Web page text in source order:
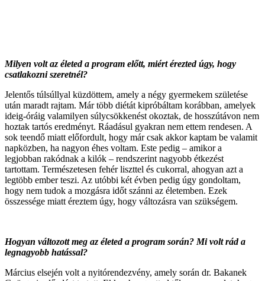
Milyen volt az életed a program előtt, miért érezted úgy, hogy
csatlakozni szeretnél?
Jelentős túlsúllyal küzdöttem, amely a négy gyermekem születése
után maradt rajtam. Már több diétát kipróbáltam korábban, amelyek
ideig-óráig valamilyen súlycsökkenést okoztak, de hosszútávon nem
hoztak tartós eredményt. Ráadásul gyakran nem ettem rendesen. A
sok teendő miatt előfordult, hogy már csak akkor kaptam be valamit
napközben, ha nagyon éhes voltam. Este pedig – amikor a
legjobban rakódnak a kilók – rendszerint nagyobb étkezést
tartottam. Természetesen fehér liszttel és cukorral, ahogyan azt a
legtöbb ember teszi. Az utóbbi két évben pedig úgy gondoltam,
hogy nem tudok a mozgásra időt szánni az életemben. Ezek
összessége miatt éreztem úgy, hogy változásra van szükségem.
Hogyan változott meg az életed a program során? Mi volt rád a
legnagyobb hatással?
Március elsején volt a nyitórendezvény, amely során dr. Bakanek